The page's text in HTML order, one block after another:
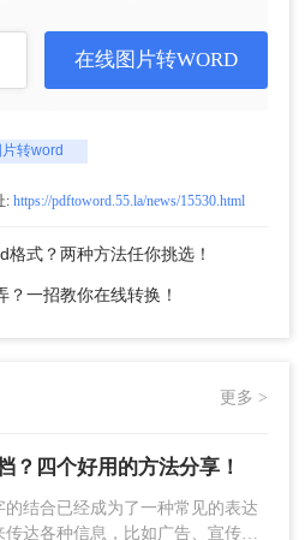
就可以了。
界面，点击右上角的“+”号，选择
在线图片转WORD
片转word
: https://pdftoword.55.la/news/15530.html
格式？两种方法任你挑选！
一招教你在线转换！
更多 >
？四个好用的方法分享！
结合已经成为了一种常见的表达
达各种信息，比如广告、宣传等